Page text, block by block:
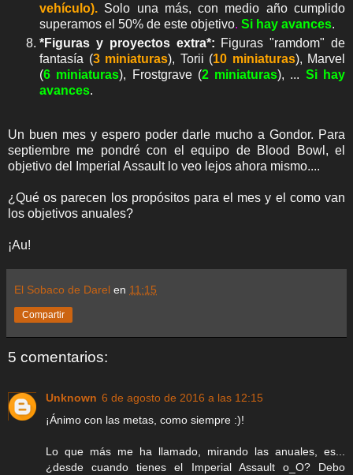
vehículo). Solo una más, con medio año cumplido
superamos el 50% de este objetivo. Si hay avances.
*Figuras y proyectos extra*: Figuras "ramdom" de
fantasía (3 miniaturas), Torii (10 miniaturas), Marvel
(6 miniaturas), Frostgrave (2 miniaturas), ... Si hay
avances.
Un buen mes y espero poder darle mucho a Gondor. Para
septiembre me pondré con el equipo de Blood Bowl, el
objetivo del Imperial Assault lo veo lejos ahora mismo....
¿Qué os parecen los propósitos para el mes y el como van
los objetivos anuales?
¡Au!
El Sobaco de Darel en 11:15
Compartir
5 comentarios:
Unknown 6 de agosto de 2016 a las 12:15
¡Ánimo con las metas, como siempre :)!
Lo que más me ha llamado, mirando las anuales, es...
¿desde cuando tienes el Imperial Assault o_O? Debo